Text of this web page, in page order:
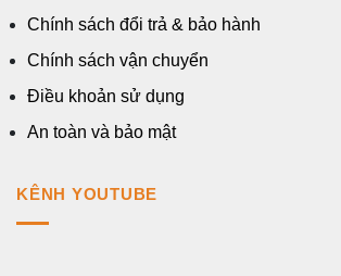
Chính sách đổi trả & bảo hành
Chính sách vận chuyển
Điều khoản sử dụng
An toàn và bảo mật
KÊNH YOUTUBE